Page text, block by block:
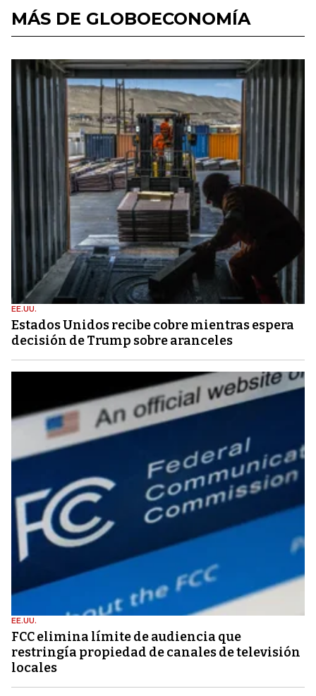
MÁS DE GLOBOECONOMÍA
EE.UU.
Estados Unidos recibe cobre mientras espera
decisión de Trump sobre aranceles
EE.UU.
FCC elimina límite de audiencia que
restringía propiedad de canales de televisión
locales